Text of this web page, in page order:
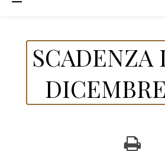
SCADENZA